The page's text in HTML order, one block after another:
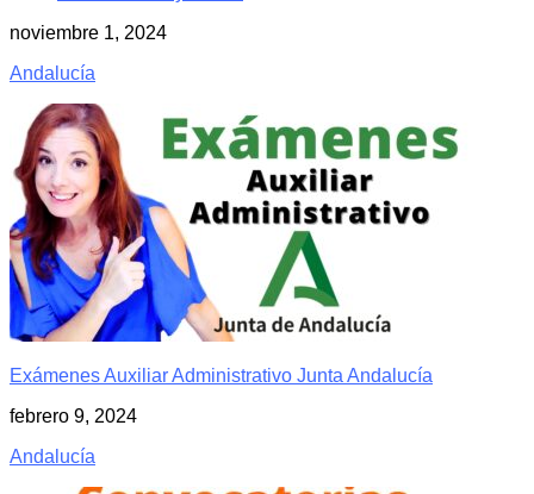
noviembre 1, 2024
Andalucía
Exámenes Auxiliar Administrativo Junta Andalucía
febrero 9, 2024
Andalucía